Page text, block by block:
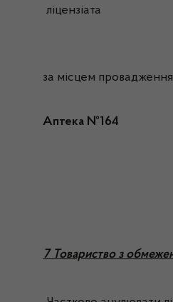
ліцензіата
за місцем провадження
Аптека №164
7 Товариство з